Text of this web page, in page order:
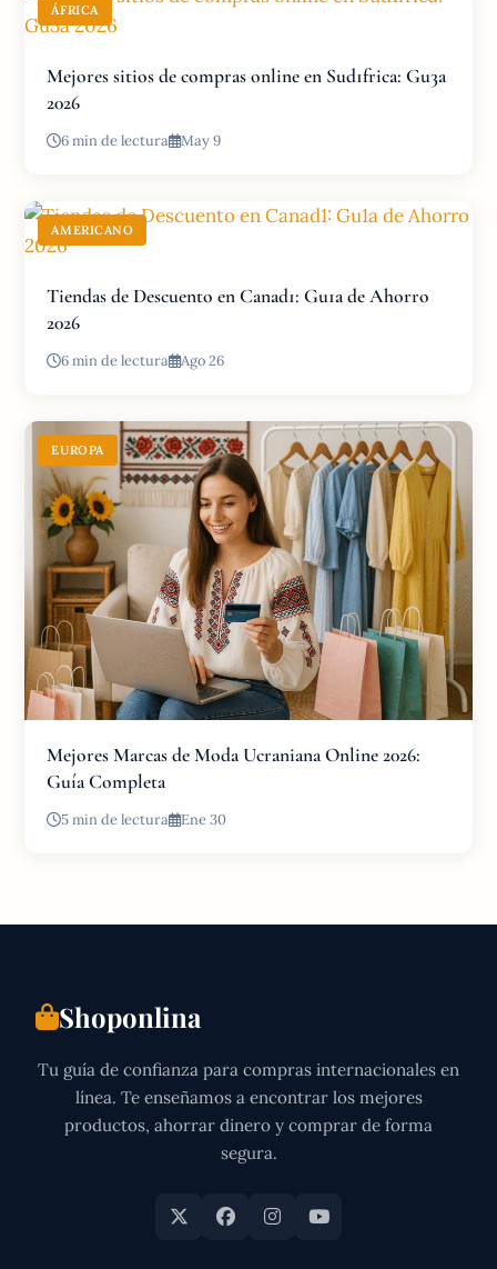
ÁFRICA
Mejores sitios de compras online en Sud1frica: Gu3a
2026
6 min de lectura May 9
AMERICANO
Tiendas de Descuento en Canad1: Gu1a de Ahorro
2026
6 min de lectura Ago 26
EUROPA
Mejores Marcas de Moda Ucraniana Online 2026:
Guía Completa
5 min de lectura Ene 30
Shoponlina
Tu guía de confianza para compras internacionales en
línea. Te enseñamos a encontrar los mejores
productos, ahorrar dinero y comprar de forma
segura.